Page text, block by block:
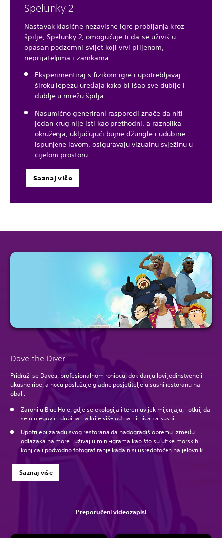
Spelunky 2
Nastavak klasične nezavisne igre probijanja kroz
špilje, Spelunky 2, omogućuje ti da se uživiš u
opasan podzemni svijet koji vrvi plijenom,
neprijateljima i zamkama.
Eksperimentiraj s fizikom igre i upotrebljavaj
široku lepezu uređaja kako bi išao sve dublje i
dublje u mrežu špilja.
Nasumično generirani rasporedi znače da niti
jedan krug nije isti kao prethodni, a raznolika
okruženja, uključujući bujne džungle i udubine
ispunjene lavom, osiguravaju vizualnu svježinu u
cijelom prostoru.
Saznaj više
Dave the Diver
Pridruži se Daveu, profesionalnom roniocu, dok danju lovi jedinstvene i
ukusne ribe, a noću poslužuje gladne posjetitelje u sushi restoranu na
obali.
Zaroni u Blue Hole, gdje se ekologija i teren uvijek mijenjaju, i otkrij da
se u njegovim dubinama krije više od namirnica za sushi.
Upotrijebi zaradu svog restorana da nadogradiš opremu između
odlazaka na more i uživaj u mini-igrama kao što su utrke morskih
konjica i podvodno fotografiranje kada nisi usredotočen na jelovnik.
Saznaj više
Preporučeni videozapisi